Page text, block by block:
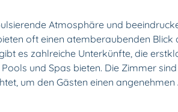
Atmosphäre und
oft einen atemberaubenden Blick
es zahlreiche Unterkünfte, die
und Spas bieten. Die Zimmer
um den Gästen einen angenehmen